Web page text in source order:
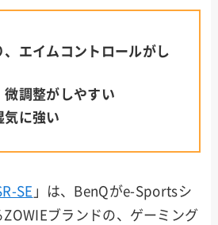
、エイムコントロールがし
微調整がしやすい
気に強い
SE 」は、BenQがe-Sportsシ
ブランドの、ゲーミング